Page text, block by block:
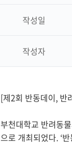
작성일
작성자
[제2회 반동데이, 반
부천대학교 반려동
으로 개최되었다. ‘